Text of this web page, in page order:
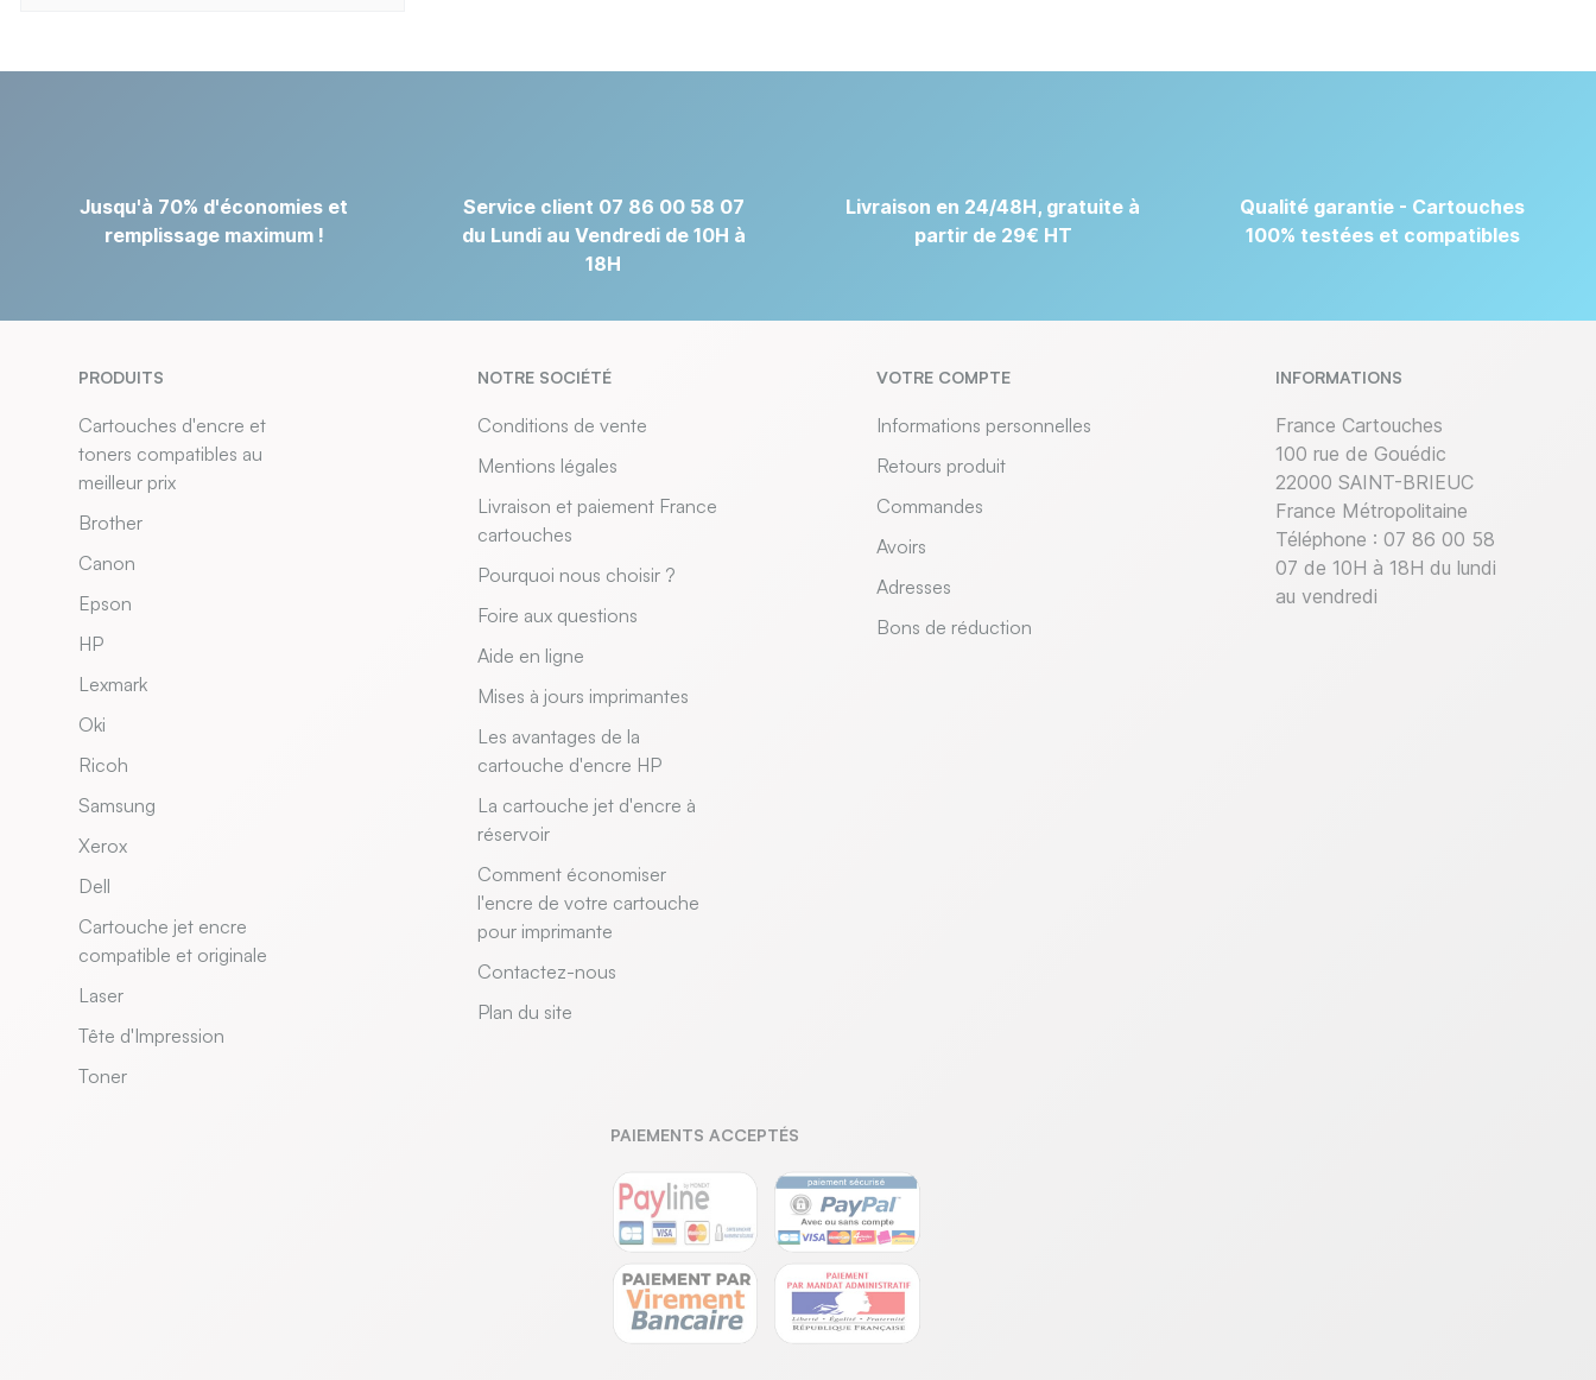
Jusqu'à 70% d'économies et
remplissage maximum !
Service client 07 86 00 58 07
du Lundi au Vendredi de 10H à
18H
Livraison en 24/48H, gratuite à
partir de 29€ HT
Qualité garantie - Cartouches
100% testées et compatibles
PRODUITS
Cartouches d'encre et
toners compatibles au
meilleur prix
Brother
Canon
Epson
HP
Lexmark
Oki
Ricoh
Samsung
Xerox
Dell
Cartouche jet encre
compatible et originale
Laser
Tête d'Impression
Toner
NOTRE SOCIÉTÉ
Conditions de vente
Mentions légales
Livraison et paiement France
cartouches
Pourquoi nous choisir ?
Foire aux questions
Aide en ligne
Mises à jours imprimantes
Les avantages de la
cartouche d'encre HP
La cartouche jet d'encre à
réservoir
Comment économiser
l'encre de votre cartouche
pour imprimante
Contactez-nous
Plan du site
VOTRE COMPTE
Informations personnelles
Retours produit
Commandes
Avoirs
Adresses
Bons de réduction
INFORMATIONS
France Cartouches
100 rue de Gouédic
22000 SAINT-BRIEUC
France Métropolitaine
Téléphone : 07 86 00 58
07 de 10H à 18H du lundi
au vendredi
PAIEMENTS ACCEPTÉS